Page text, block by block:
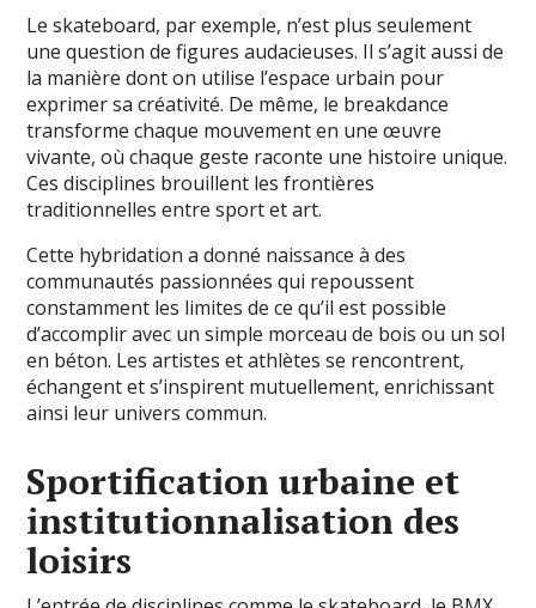
Le skateboard, par exemple, n’est plus seulement
une question de figures audacieuses. Il s’agit aussi de
la manière dont on utilise l’espace urbain pour
exprimer sa créativité. De même, le breakdance
transforme chaque mouvement en une œuvre
vivante, où chaque geste raconte une histoire unique.
Ces disciplines brouillent les frontières
traditionnelles entre sport et art.
Cette hybridation a donné naissance à des
communautés passionnées qui repoussent
constamment les limites de ce qu’il est possible
d’accomplir avec un simple morceau de bois ou un sol
en béton. Les artistes et athlètes se rencontrent,
échangent et s’inspirent mutuellement, enrichissant
ainsi leur univers commun.
Sportification urbaine et
institutionnalisation des
loisirs